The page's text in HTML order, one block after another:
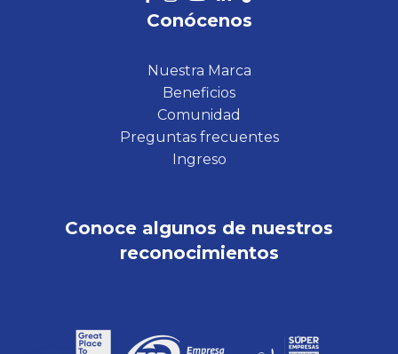
Conócenos
Nuestra Marca
Beneficios
Comunidad
Preguntas frecuentes
Ingreso
Conoce algunos de nuestros
reconocimientos